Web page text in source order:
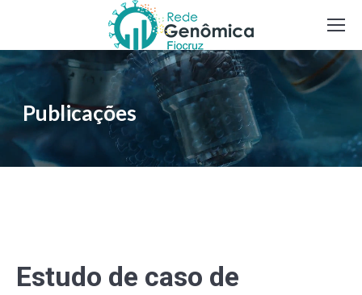
Publicações
Estudo de caso de